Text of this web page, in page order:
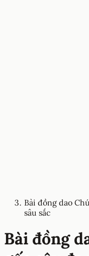
Bài đồng dao
sâu sắc
Bài đồng